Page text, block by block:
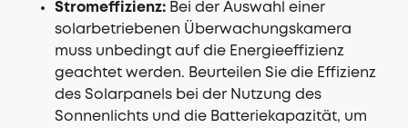
Stromeffizienz: Bei der Auswahl einer
solarbetriebenen Überwachungskamera
muss unbedingt auf die Energieeffizienz
geachtet werden. Beurteilen Sie die Effizienz
des Solarpanels bei der Nutzung des
Sonnenlichts und die Batteriekapazität, um